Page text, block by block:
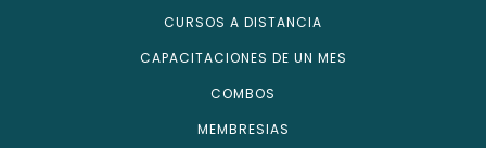
CURSOS A DISTANCIA
CAPACITACIONES DE UN MES
COMBOS
MEMBRESIAS